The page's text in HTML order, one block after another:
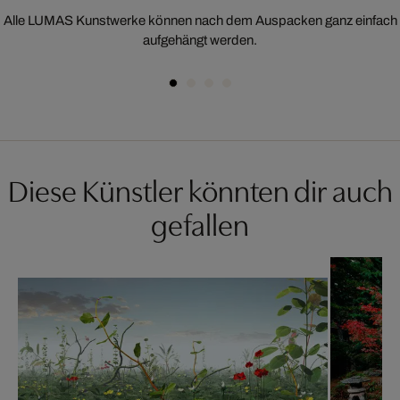
Alle LUMAS Kunstwerke können nach dem Auspacken ganz einfach
aufgehängt werden.
Diese Künstler könnten dir auch
gefallen